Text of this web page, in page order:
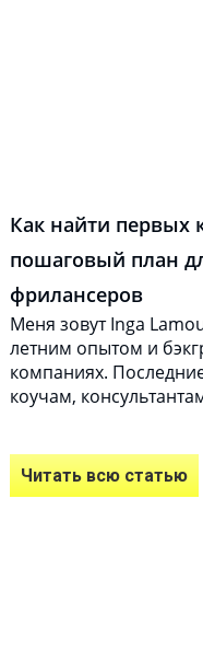
Как найти первых
пошаговый план
фрилансеров
Меня зовут Inga
летним опытом и
компаниях.
коучам,
Читать всю статью